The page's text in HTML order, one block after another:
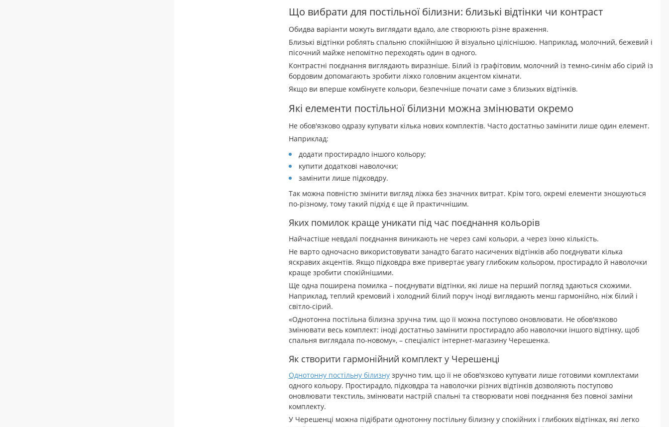
Що вибрати для постільної білизни: близькі відтінки чи контраст
Обидва варіанти можуть виглядати вдало, але створюють різне враження.
Близькі відтінки роблять спальню спокійнішою й візуально ціліснішою. Наприклад, молочний, бежевий і
пісочний майже непомітно переходять один в одного.
Контрастні поєднання виглядають виразніше. Білий із графітовим, молочний із темно-синім або сірий із
бордовим допомагають зробити ліжко головним акцентом кімнати.
Якщо ви вперше комбінуєте кольори, безпечніше почати саме з близьких відтінків.
Які елементи постільної білизни можна змінювати окремо
Не обов'язково одразу купувати кілька нових комплектів. Часто достатньо замінити лише один елемент.
Наприклад:
додати простирадло іншого кольору;
купити додаткові наволочки;
замінити лише підковдру.
Так можна повністю змінити вигляд ліжка без значних витрат. Крім того, окремі елементи зношуються
по-різному, тому такий підхід є ще й практичнішим.
Яких помилок краще уникати під час поєднання кольорів
Найчастіше невдалі поєднання виникають не через самі кольори, а через їхню кількість.
Не варто одночасно використовувати занадто багато насичених відтінків або поєднувати кілька
яскравих акцентів. Якщо підковдра вже привертає увагу глибоким кольором, простирадло й наволочки
краще зробити спокійнішими.
Ще одна поширена помилка – поєднувати відтінки, які лише на перший погляд здаються схожими.
Наприклад, теплий кремовий і холодний білий поруч іноді виглядають менш гармонійно, ніж білий і
світло-сірий.
«Однотонна постільна білизна зручна тим, що її можна поступово оновлювати. Не обов'язково
змінювати весь комплект: іноді достатньо замінити простирадло або наволочки іншого відтінку, щоб
спальня виглядала по-новому», – спеціаліст інтернет-магазину Черешенка.
Як створити гармонійний комплект у Черешенці
Однотонну постільну білизнузручно тим, що її не обов'язково купувати лише готовими комплектами
одного кольору. Простирадло, підковдра та наволочки різних відтінків дозволяють поступово
оновлювати текстиль, змінювати настрій спальні та створювати нові поєднання без повної заміни
комплекту.
У Черешенці можна підібрати однотонну постільну білизну у спокійних і глибоких відтінках, які легко